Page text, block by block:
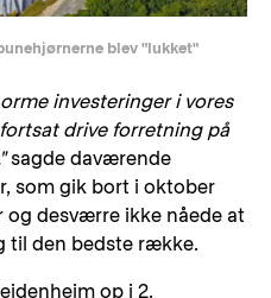
blev "lukket"
investeringer i vores
drive forretning på
sagde daværende
som gik bort i oktober
og desværre ikke nåede at
til den bedste række.
op i 2.